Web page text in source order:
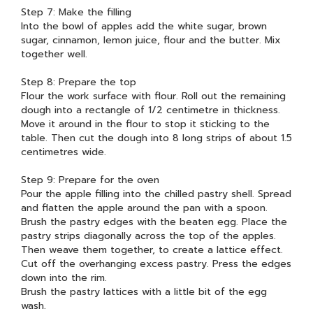
Step 7: Make the filling
Into the bowl of apples add the white sugar, brown
sugar, cinnamon, lemon juice, flour and the butter. Mix
together well.
Step 8: Prepare the top
Flour the work surface with flour. Roll out the remaining
dough into a rectangle of 1/2 centimetre in thickness.
Move it around in the flour to stop it sticking to the
table. Then cut the dough into 8 long strips of about 1.5
centimetres wide.
Step 9: Prepare for the oven
Pour the apple filling into the chilled pastry shell. Spread
and flatten the apple around the pan with a spoon.
Brush the pastry edges with the beaten egg. Place the
pastry strips diagonally across the top of the apples.
Then weave them together, to create a lattice effect.
Cut off the overhanging excess pastry. Press the edges
down into the rim.
Brush the pastry lattices with a little bit of the egg
wash.